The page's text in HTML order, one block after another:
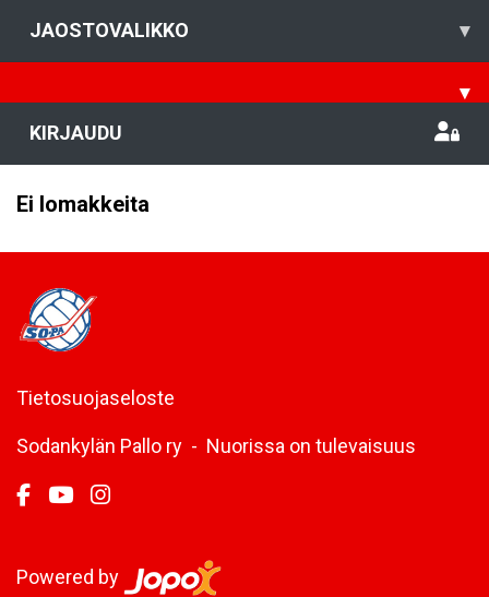
JAOSTOVALIKKO ▾
▾
KIRJAUDU
Ei lomakkeita
Tietosuojaseloste
Sodankylän Pallo ry - Nuorissa on tulevaisuus
Powered by